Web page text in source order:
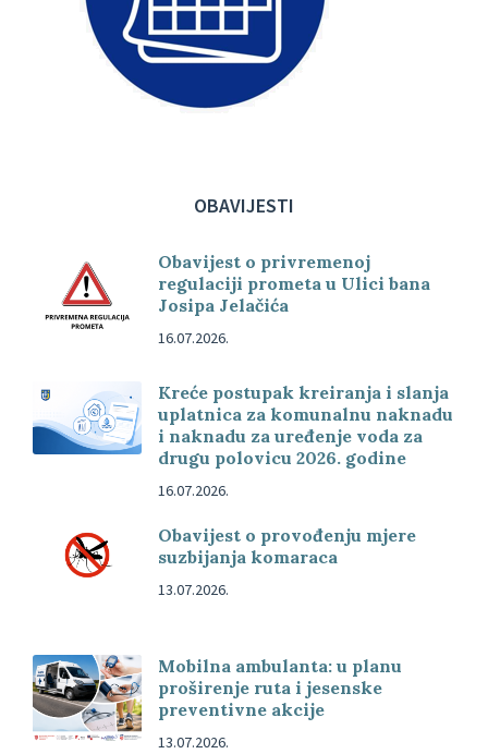
OBAVIJESTI
Obavijest o privremenoj
regulaciji prometa u Ulici bana
Josipa Jelačića
16.07.2026.
Kreće postupak kreiranja i slanja
uplatnica za komunalnu naknadu
i naknadu za uređenje voda za
drugu polovicu 2026. godine
16.07.2026.
Obavijest o provođenju mjere
suzbijanja komaraca
13.07.2026.
Mobilna ambulanta: u planu
proširenje ruta i jesenske
preventivne akcije
13.07.2026.